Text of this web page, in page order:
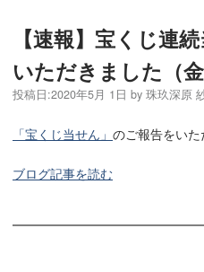
【速報】宝くじ連
いただきました（金
投稿日:2020年5月 1日 by 珠玖深原
「宝くじ当せん」 のご報告をいた
ブログ記事を読む